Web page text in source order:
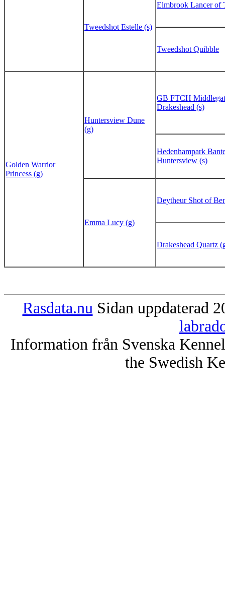
Tweedshot Estelle (s)
Elmbrook Lancer of
Tweedshot Quibble
Golden Warrior
Princess (g)
Huntersview Dune
(g)
GB FTCH
Drakeshead (s)
Hedenhampark
Huntersview (s)
Emma Lucy (g)
Deytheur Shot of
Drakeshead Quartz
Rasdata.nuSidan uppdaterad
Information från Svenska
the Swedish